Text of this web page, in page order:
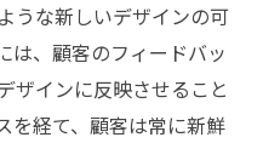
うな新しいデザインの可
は、顧客のフィードバッ
ザインに反映させること
を経て、顧客は常に新鮮